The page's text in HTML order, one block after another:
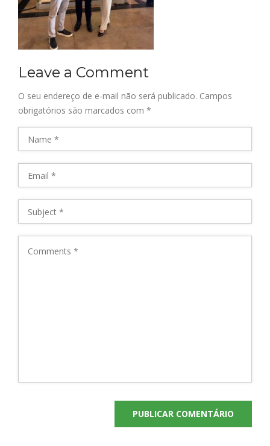
Leave a Comment
O seu endereço de e-mail não será publicado. Campos
obrigatórios são marcados com *